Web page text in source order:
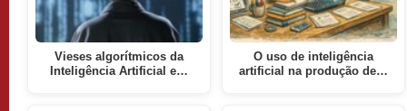
Vieses algorítmicos da
Inteligência Artificial e…
O uso de inteligência
artificial na produção de…